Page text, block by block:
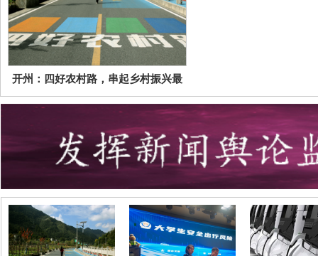
开州：四好农村路，串起乡村振兴最
美实景图